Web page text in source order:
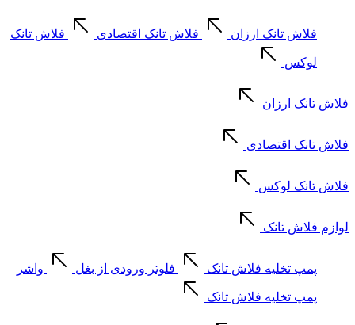
فلاش تانک ارزان فلاش تانک اقتصادی فلاش تانک
لوکس
فلاش تانک ارزان
فلاش تانک اقتصادی
فلاش تانک لوکس
لوازم فلاش تانک
پمپ تخلیه فلاش تانک فلوتر ورودی از بغل واشر
پمپ تخلیه فلاش تانک